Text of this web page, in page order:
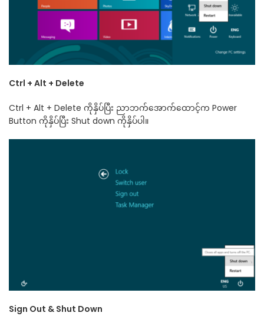
Ctrl + Alt + Delete
Ctrl + Alt + Delete ကိုနှိပ်ပြီး ညာဘက်အောက်ထောင့်က Power
Button ကိုနှိပ်ပြီး Shut down ကိုနှိပ်ပါ။
Sign Out & Shut Down